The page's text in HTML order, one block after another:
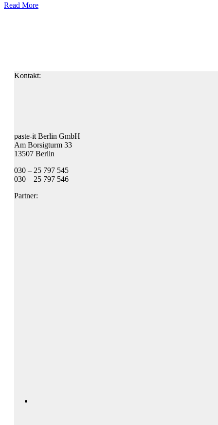
Read More
Kontakt:
paste-it Berlin GmbH
Am Borsigturm 33
13507 Berlin
030 – 25 797 545
030 – 25 797 546
Partner: